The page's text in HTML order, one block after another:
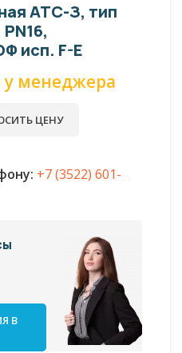
АТС-З, тип
исп. F-E
у менеджера
ЦЕНУ
+7 (3522) 601-
В